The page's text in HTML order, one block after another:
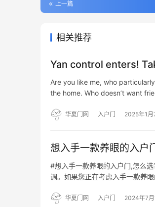
上一篇
相关推荐
Yan control enters!
Are you like me, who
the home. Who doesn’t want
华夏门网 入户门 2025年1月
想入手一款养眼的入户
#想入手一款养眼的入户门,怎么
调。如果您正在考虑入手一款养
风… 华夏门网 入户门 2024年7月